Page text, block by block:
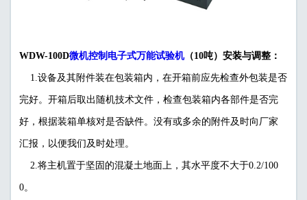
WDW-100D微机控制电子式万能试验机（10吨）安装与调整：
1.设备及其附件装在包装箱内，在开箱前应先检查外包装是否
完好。开箱后取出随机技术文件，检查包装箱内各部件是否完
好，根据装箱单核对是否缺件。没有或多余的附件及时向厂家
汇报，以便我们及时处理。
2.将主机置于坚固的混凝土地面上，其水平度不大于0.2/100
0。